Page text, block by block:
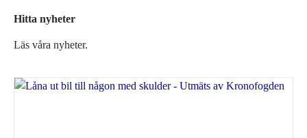
Hitta nyheter
Läs våra nyheter.